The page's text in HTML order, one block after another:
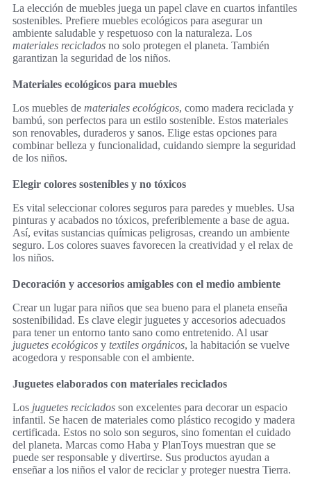
La elección de muebles juega un papel clave en cuartos infantiles
sostenibles. Prefiere muebles ecológicos para asegurar un
ambiente saludable y respetuoso con la naturaleza. Los
materiales reciclados no solo protegen el planeta. También
garantizan la seguridad de los niños.
Materiales ecológicos para muebles
Los muebles de materiales ecológicos, como madera reciclada y
bambú, son perfectos para un estilo sostenible. Estos materiales
son renovables, duraderos y sanos. Elige estas opciones para
combinar belleza y funcionalidad, cuidando siempre la seguridad
de los niños.
Elegir colores sostenibles y no tóxicos
Es vital seleccionar colores seguros para paredes y muebles. Usa
pinturas y acabados no tóxicos, preferiblemente a base de agua.
Así, evitas sustancias químicas peligrosas, creando un ambiente
seguro. Los colores suaves favorecen la creatividad y el relax de
los niños.
Decoración y accesorios amigables con el medio ambiente
Crear un lugar para niños que sea bueno para el planeta enseña
sostenibilidad. Es clave elegir juguetes y accesorios adecuados
para tener un entorno tanto sano como entretenido. Al usar
juguetes ecológicos y textiles orgánicos, la habitación se vuelve
acogedora y responsable con el ambiente.
Juguetes elaborados con materiales reciclados
Los juguetes reciclados son excelentes para decorar un espacio
infantil. Se hacen de materiales como plástico recogido y madera
certificada. Estos no solo son seguros, sino fomentan el cuidado
del planeta. Marcas como Haba y PlanToys muestran que se
puede ser responsable y divertirse. Sus productos ayudan a
enseñar a los niños el valor de reciclar y proteger nuestra Tierra.